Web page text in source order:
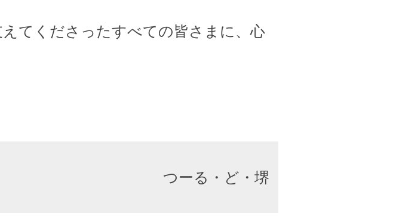
てくださったすべての皆さまに、心
つーる・ど・堺